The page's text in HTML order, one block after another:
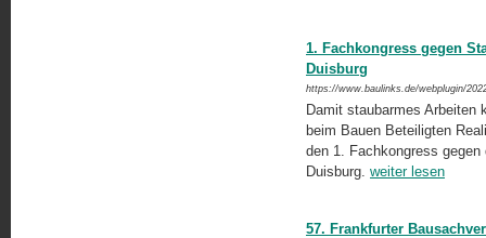
1. Fachkongress gegen
Duisburg
https://www.baulinks.de/webplugin/
Damit staubarmes Arbeiten
beim Bauen Beteiligten
den 1. Fachkongress
Duisburg. weiter lesen
57. Frankfurter